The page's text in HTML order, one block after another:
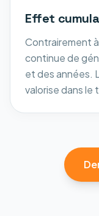
Effet
Contrairement
continue de
et des années.
valorise dans le